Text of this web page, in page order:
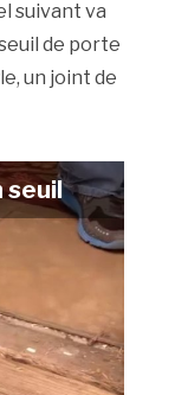
suivant va
de porte
un joint de
seuil